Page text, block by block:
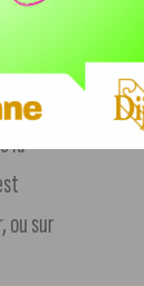
la
ou sur